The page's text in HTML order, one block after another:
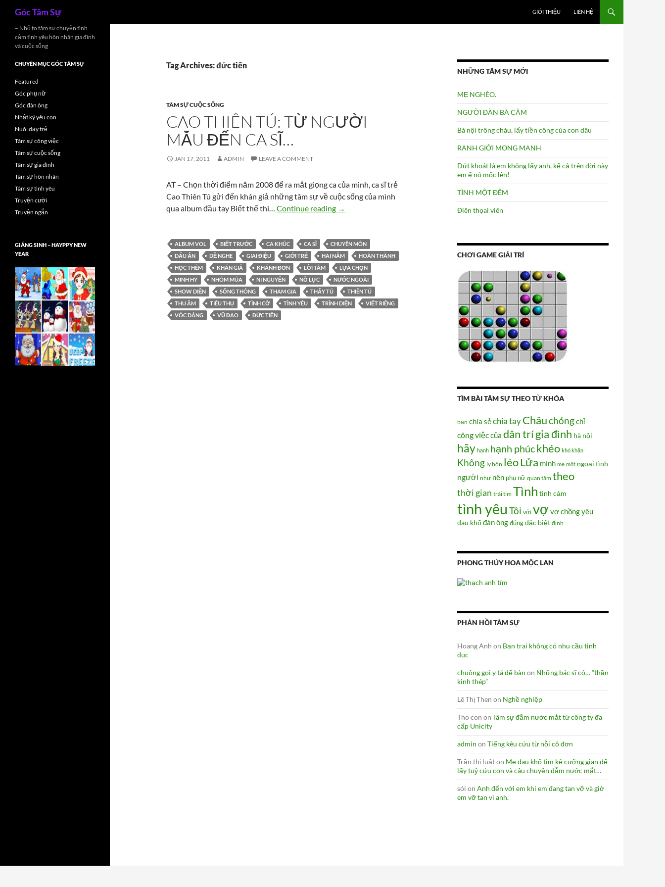
Góc Tâm Sự GIỚI THIỆU LIÊN HỆ
Tag Archives: đức tiến
TÂM SỰ CUỘC SỐNG
CAO THIÊN TÚ: TỪ NGƯỜI
MẪU ĐẾN CA SĨ…
JAN 17, 2011 ADMIN LEAVE A COMMENT
AT – Chọn thời điểm năm 2008 để ra mắt giọng ca của mình, ca sĩ trẻ
Cao Thiên Tú gửi đến khán giả những tâm sự về cuộc sống của mình
qua album đầu tay Biết thế thì… Continue reading Cao Thiên Tú: từ người mẫu đến ca sĩ…
→
ALBUM VOL BIẾT TRƯỚC CA KHÚC CA SĨ
CHUYÊN MÔN
DẤU ẤN
DỄ NGHE GIAI ĐIỆU GIỚI TRẺ HAI NĂM
HOÀN THÀNH
HỌC THÊM
KHÁN GIẢ KHÁNH ĐƠN LỜI TÂM
LỰA CHỌN
MINH HY
NHÓM MÚA NI NGUYỄN NỖ LỰC
NƯỚC NGOÀI
SHOW DIỄN
SỐNG THÔNG THAM GIA THẤY TÚ
THIÊN TÚ
THU ÂM
TIÊU THỤ TÌNH CỜ TÌNH YÊU TRÌNH DIỆN
VIẾT RIÊNG
VÓC DÁNG
VŨ ĐẠO ĐỨC TIẾN
NHỮNG TÂM SỰ MỚI
MẸ NGHÈO.
NGƯỜI ĐÀN BÀ CÂM
Bà nội trông cháu, lấy tiền công của con dâu
RANH GIỚI MONG MANH
Dứt khoát là em không lấy anh, kể cả trên đời này
em ế nó mốc lên!
TÌNH MỘT ĐÊM
Điên thọai viên
CHƠI GAME GIẢI TRÍ
TÌM BÀI TÂM SỰ THEO TỪ KHÓA
bạn chia sẻchia tay Châuchóngchỉ
công việccủa dân trígia đình hà nội
hãy hạnh hạnh phúckhéo khó khăn
Không ly hôn léoLửa mình mẹ một ngoại tình
người như nên phụ nữ quan tâm theo
thời gian trái tim Tình tình cảm
tình yêu Tôi với vợ vợ chồngyêu
đau khổđàn ôngđúngđặc biệt định
PHONG THỦY HOA MỘC LAN
PHẢN HỒI TÂM SỰ
Hoang Anh on Bạn trai không có nhu cầu tình
dục
chuông gọi y tá để bàn on Những bác sĩ có… “thần
kinh thép”
Lê Thị Then on Nghề nghiệp
Tho con on Tâm sự đẫm nước mắt từ công ty đa
cấp Unicity
admin on Tiếng kêu cứu từ nỗi cô đơn
Trần thị luậton Mẹ đau khổ tìm kẻ cưỡng gian để
lấy tuỷ cứu con và câu chuyện đẫm nước mắt…
sói on Anh đến với em khi em đang tan vỡ và giờ
em vỡ tan vì anh.
– Nhỏ to tâm sự chuyện tình
cảm tình yêu hôn nhân gia đình
và cuộc sống
CHUYÊN MỤC GÓC TÂM SỰ
Featured
Góc phụ nữ
Góc đàn ông
Nhật ký yêu con
Nuôi dạy trẻ
Tâm sự công việc
Tâm sự cuộc sống
Tâm sự gia đình
Tâm sự hôn nhân
Tâm sự tình yêu
Truyện cười
Truyện ngắn
GIÁNG SINH – HAYPPY NEW
YEAR